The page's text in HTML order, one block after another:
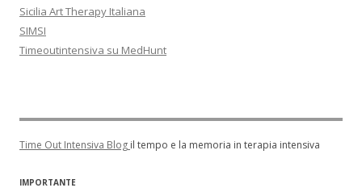
Sicilia Art Therapy Italiana
SIMSI
Timeoutintensiva su MedHunt
Time Out Intensiva Blog il tempo e la memoria in terapia intensiva
IMPORTANTE